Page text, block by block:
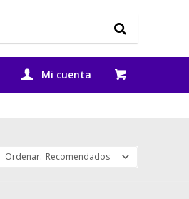
Recomendados